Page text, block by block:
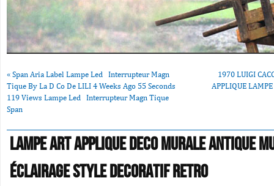
« Span Aria Label Lampe Led Interrupteur Magn
Tique By La D Co De LILI 4 Weeks Ago 55 Seconds
119 Views Lampe Led Interrupteur Magn Tique
Span
1970 LUIGI
APPLIQUE
Lampe Art Applique Deco Murale Antique
Éclairage Style Decoratif Retro